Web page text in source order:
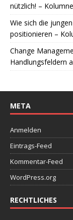
nützlich! –
Wie sich die
positionieren –
Change
Handlungsfeldern
META
Anmelden
Eintrags-Feed
Kommentar-Feed
WordPress.org
RECHTLICHES